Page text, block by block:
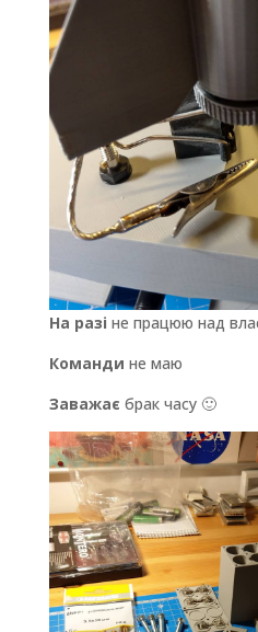
На разі не працюю над
Команди не маю
Заважає брак часу 🙂